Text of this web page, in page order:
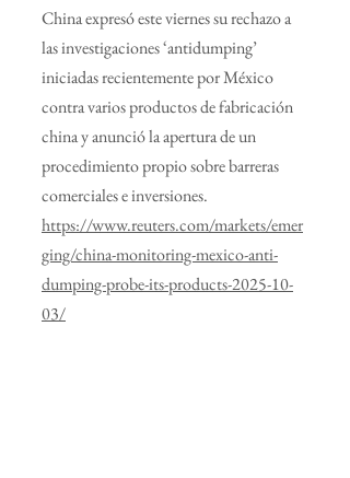
China expresó este viernes su rechazo a
las investigaciones ‘antidumping’
iniciadas recientemente por México
contra varios productos de fabricación
china y anunció la apertura de un
procedimiento propio sobre barreras
comerciales e inversiones.
https://www.reuters.com/markets/emer
ging/china-monitoring-mexico-anti-
dumping-probe-its-products-2025-10-
03/